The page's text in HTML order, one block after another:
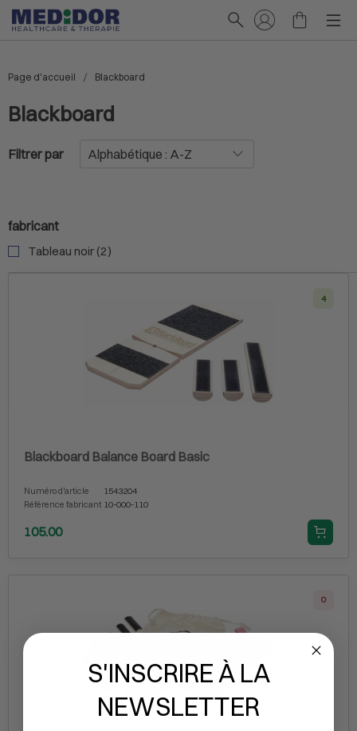
Page d'accueil Blackboard
Blackboard
Filtrer par
fabricant
Tableau noir (2)
4
Blackboard Balance Board Basic
Numéro d'article
1543204
Référence fabricant 10-000-110
105.00
0
S'INSCRIRE À LA
NEWSLETTER